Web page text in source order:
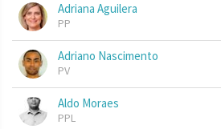
Adriana Aguilera
PP
Adriano Nascimento
PV
Aldo Moraes
PPL